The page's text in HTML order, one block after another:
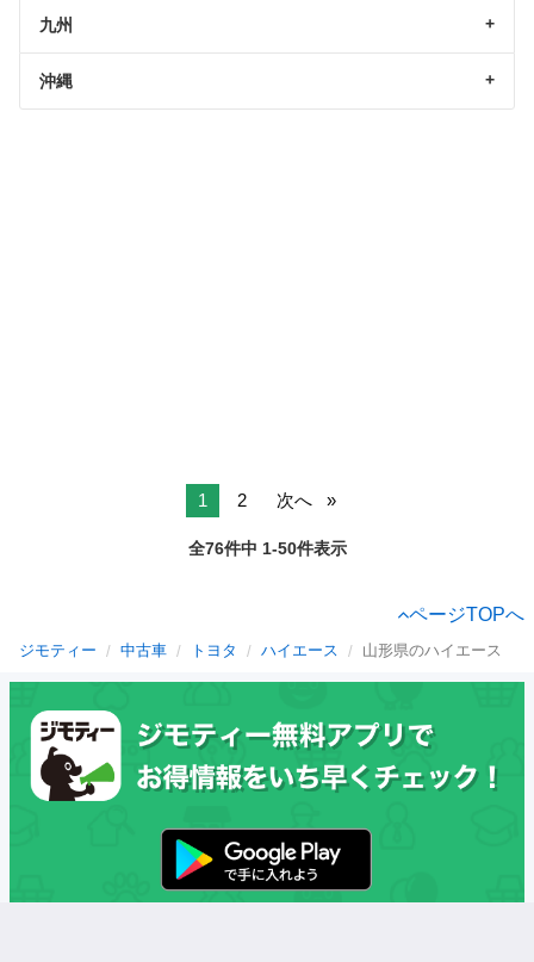
九州
沖縄
1 2 次へ
全76件中 1-50件表示
ページTOPへ
ジモティー 中古車 トヨタ ハイエース 山形県のハイエース